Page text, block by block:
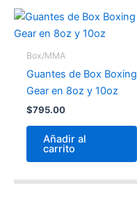
Box/MMA
Guantes de Box Boxing
Gear en 8oz y 10oz
$795.00
Añadir al
carrito